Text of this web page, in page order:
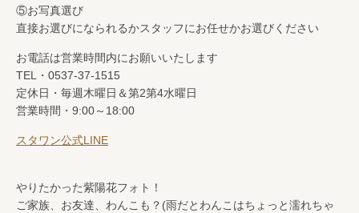
⑤お写真選び
直接お選びになられるかスタッフにお任せかお選びください
お電話は営業時間内にお願いいたします
TEL・0537-37-1515
定休日・毎週木曜日＆第2第4水曜日
営業時間・ 9:00～ 18:00
スタワン公式LINE
やりたかった紫陽花フォト！
ご家族、お友達、わんこも？(雨だとわんこはちょっと濡れちゃ